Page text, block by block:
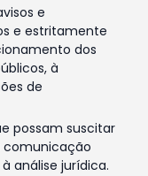
e
e estritamente
dos
à
de
possam suscitar
comunicação
análise jurídica.